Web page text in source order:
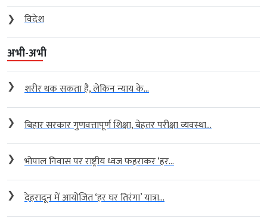
❯
विदेश
अभी-अभी
❯ शरीर थक सकता है, लेकिन न्याय के...
❯ बिहार सरकार गुणवत्तापूर्ण शिक्षा, बेहतर परीक्षा व्यवस्था...
❯ भोपाल निवास पर राष्ट्रीय ध्वज फहराकर ‘हर...
❯ देहरादून में आयोजित ‘हर घर तिरंगा’ यात्रा...